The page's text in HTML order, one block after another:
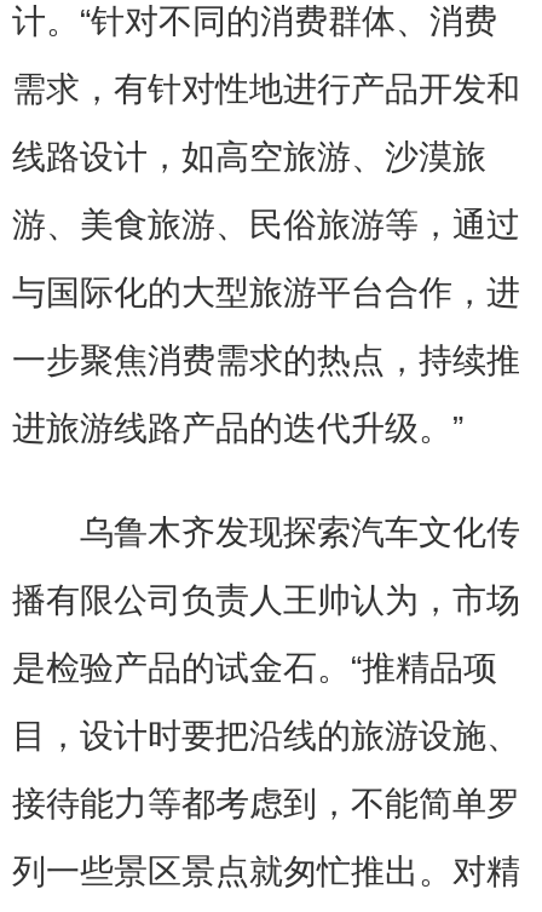
计。“针对不同的消费群体、消费
需求，有针对性地进行产品开发和
线路设计，如高空旅游、沙漠旅
游、美食旅游、民俗旅游等，通过
与国际化的大型旅游平台合作，进
一步聚焦消费需求的热点，持续推
进旅游线路产品的迭代升级。”
乌鲁木齐发现探索汽车文化传
播有限公司负责人王帅认为，市场
是检验产品的试金石。“推精品项
目，设计时要把沿线的旅游设施、
接待能力等都考虑到，不能简单罗
列一些景区景点就匆忙推出。对精